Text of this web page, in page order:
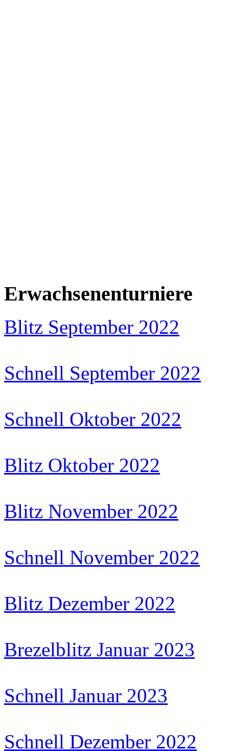
Erwachsenenturniere
Blitz September 2022
Schnell September 2022
Schnell Oktober 2022
Blitz Oktober 2022
Blitz November 2022
Schnell November 2022
Blitz Dezember 2022
Brezelblitz Januar 2023
Schnell Januar 2023
Schnell Dezember 2022